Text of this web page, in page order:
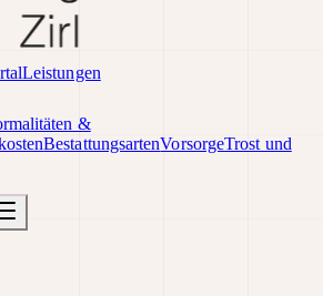
Leistungen
&
BestattungsartenVorsorgeTrost und